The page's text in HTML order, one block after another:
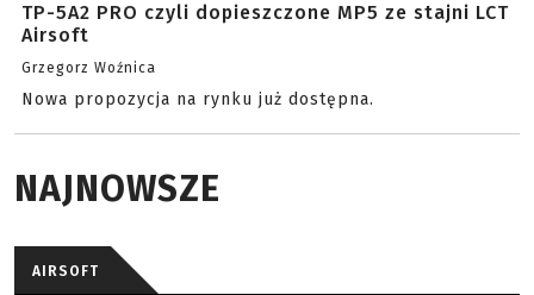
TP-5A2 PRO czyli dopieszczone MP5 ze stajni LCT
Airsoft
Grzegorz Woźnica
Nowa propozycja na rynku już dostępna.
NAJNOWSZE
AIRSOFT